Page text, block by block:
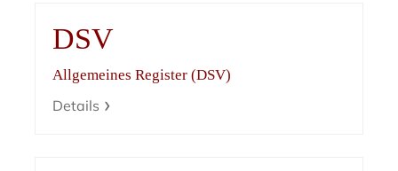
DSV
Allgemeines Register (DSV)
Details